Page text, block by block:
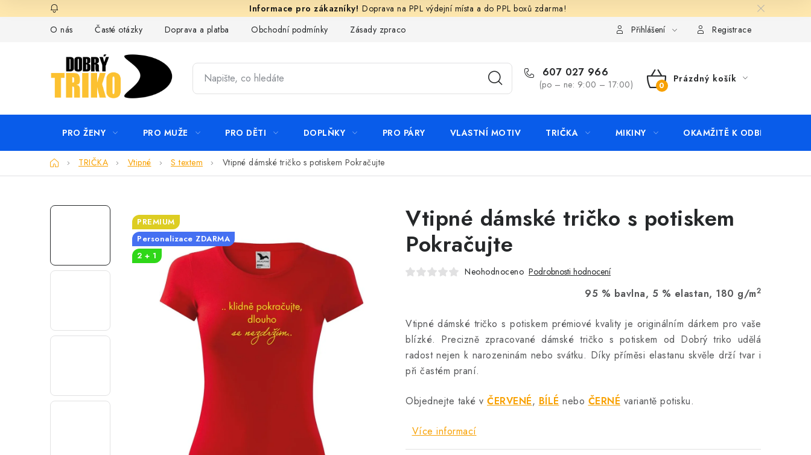
na
Doprava na PPL výdejní místa a do PPL boxů zdarma!
O nás
Časté otázky Doprava a platba Obchodní podmínky Zásady zpracování ochrany osobních údajů KontaktyPřihlášení Registrace
607 027 966
(po – ne: 9:00 – 17:00)
NÁKUPNÍ
Prázdný košík
PRO ŽENY PRO MUŽE PRO DĚTI DOPLŇKY PRO PÁRY VLASTNÍ MOTIV TRIČKA MIKINY OKAMŽITĚ K ODBĚRU
DomůTRIČKA Vtipné S textem Vtipné dámské tričko s potiskem Pokračujte
Vtipné dámské tričko s potiskem
Pokračujte
Neohodnoceno Podrobnosti hodnocení
95 % bavlna, 5 % elastan, 180 g/m2
Vtipné dámské tričko s potiskem prémiové kvality je originálním dárkem pro vaše
blízké. Precizně zpracované dámské tričko s potiskem od Dobrý triko udělá
radost nejen k narozeninám nebo svátku. Díky příměsi elastanu skvěle drží tvar i
při častém praní.
Objednejte také v ČERVENÉ, BÍLÉ nebo ČERNÉ variantě potisku.
Více informací
PREMIUM
Personalizace ZDARMA
2 + 1